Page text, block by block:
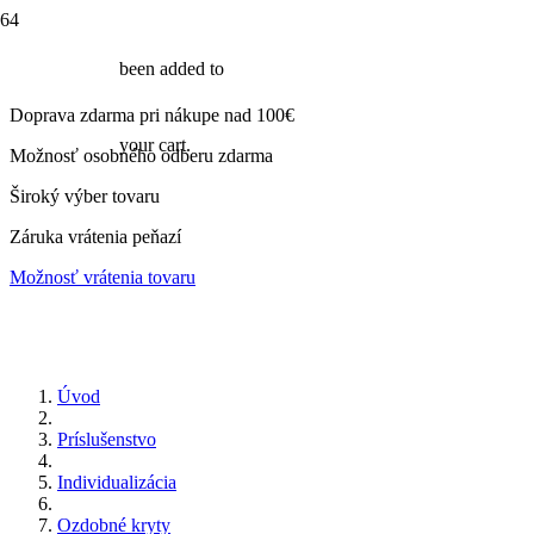
been added to
your cart.
Doprava zdarma pri nákupe nad 100€
Možnosť osobného odberu zdarma
Široký výber tovaru
Záruka vrátenia peňazí
Možnosť vrátenia tovaru
Úvod
Príslušenstvo
Individualizácia
Ozdobné kryty